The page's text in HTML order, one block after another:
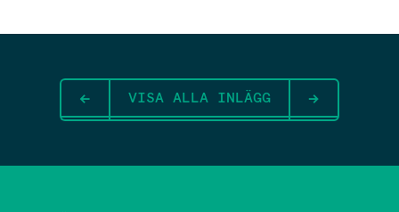
VISA ALLA INLÄGG